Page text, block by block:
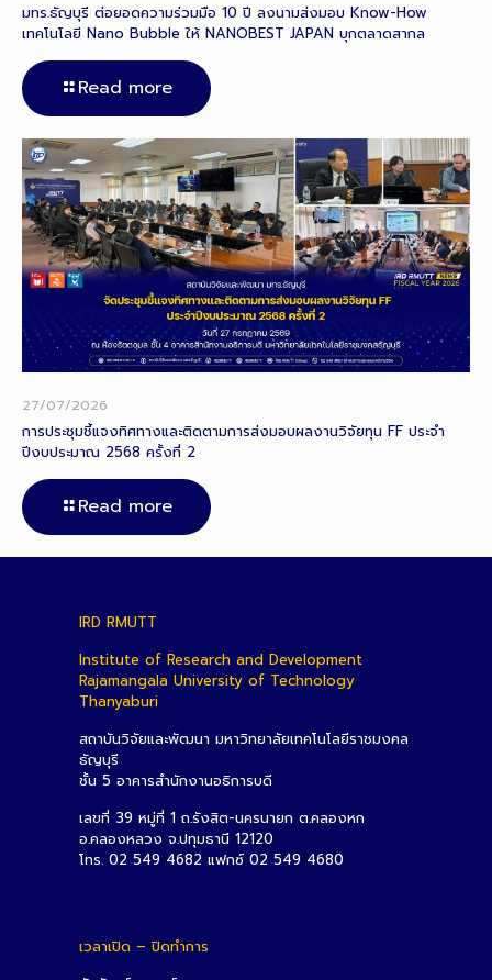
มทร.ธัญบุรี ต่อยอดความร่วมมือ 10 ปี ลงนามส่งมอบ Know-How
เทคโนโลยี Nano Bubble ให้ NANOBEST JAPAN บุกตลาดสากล
Read more
27/07/2026
การประชุมชี้แจงทิศทางและติดตามการส่งมอบผลงานวิจัยทุน FF ประจำ
ปีงบประมาณ 2568 ครั้งที่ 2
Read more
IRD RMUTT
Institute of Research and Development
Rajamangala University of Technology
Thanyaburi
สถาบันวิจัยและพัฒนา มหาวิทยาลัยเทคโนโลยีราชมงคล
ธัญบุรี
ชั้น 5 อาคารสำนักงานอธิการบดี
เลขที่ 39 หมู่ที่ 1 ถ.รังสิต-นครนายก ต.คลองหก
อ.คลองหลวง จ.ปทุมธานี 12120
โทร. 02 549 4682 แฟกซ์ 02 549 4680
เวลาเปิด – ปิดทำการ